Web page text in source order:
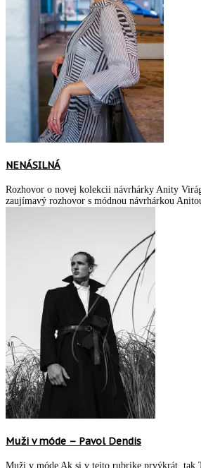
NENÁSILNÁ
Rozhovor o novej kolekcii návrhárky Anity
zaujímavý rozhovor s módnou návrhárkou
Muži v móde – Pavol Dendis
Muži v móde Ak si v tejto rubrike prvýkrát, tak